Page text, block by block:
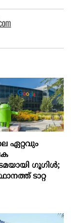
ഏറ്റവും
ഗൂഗിള്‍;
ടാറ്റ